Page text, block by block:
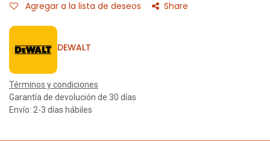
Agregar a la lista de deseos Share
DEWALT
Términos y condiciones
Garantía de devolución de 30 días
Envío: 2-3 días hábiles